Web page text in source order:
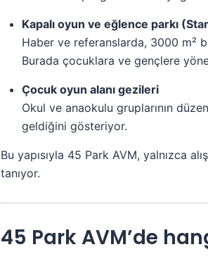
Kapalı oyun ve eğlence parkı
Haber ve referanslarda, 3000 m²
Burada çocuklara ve gençlere
Çocuk oyun alanı gezileri
Okul ve anaokulu gruplarının
geldiğini gösteriyor.
Bu yapısıyla 45 Park AVM, yalnızca
tanıyor.
45 Park AVM’de